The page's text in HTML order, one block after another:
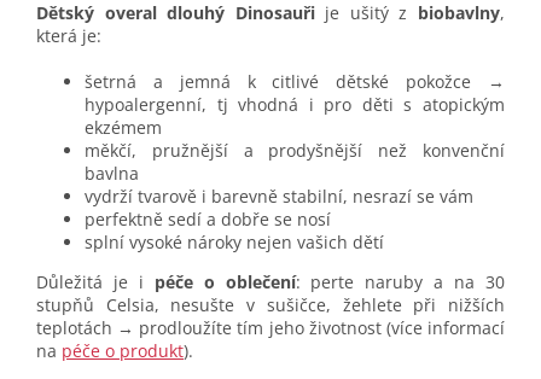
Dětský overal dlouhý Dinosauři je ušitý z biobavlny,
která je:
šetrná a jemná k citlivé dětské pokožce →
hypoalergenní, tj vhodná i pro děti s atopickým
ekzémem
měkčí, pružnější a prodyšnější než konvenční
bavlna
vydrží tvarově i barevně stabilní, nesrazí se vám
perfektně sedí a dobře se nosí
splní vysoké nároky nejen vašich dětí
Důležitá je i péče o oblečení: perte naruby a na 30
stupňů Celsia, nesušte v sušičce, žehlete při nižších
teplotách → prodloužíte tím jeho životnost (více informací
na péče o produkt).